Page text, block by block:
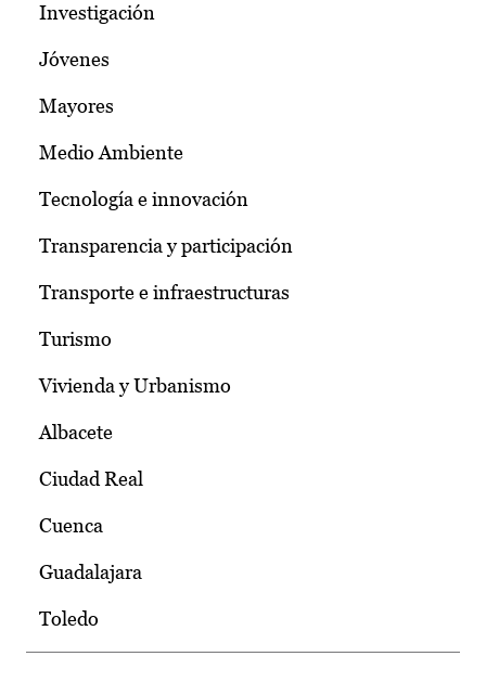
Investigación
Jóvenes
Mayores
Medio Ambiente
Tecnología e innovación
Transparencia y participación
Transporte e infraestructuras
Turismo
Vivienda y Urbanismo
Albacete
Ciudad Real
Cuenca
Guadalajara
Toledo